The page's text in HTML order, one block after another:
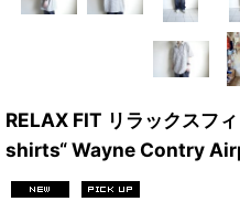
RELAX FIT リラックスフ
shirts“ Wayne Contry